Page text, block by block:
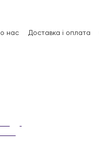
нас Доставка і оплата